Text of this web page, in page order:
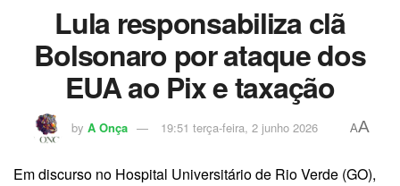
Lula responsabiliza clã
Bolsonaro por ataque dos
EUA ao Pix e taxação
by A Onça 19:51 terça-feira, 2 junho 2026 AA
Em discurso no Hospital Universitário de Rio Verde (GO),